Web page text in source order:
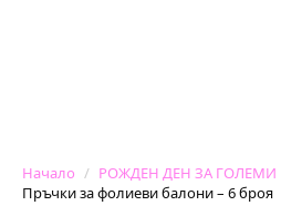
Начало
РОЖДЕН ДЕН ЗА ГОЛЕМИ
Пръчки за фолиеви балони – 6 броя